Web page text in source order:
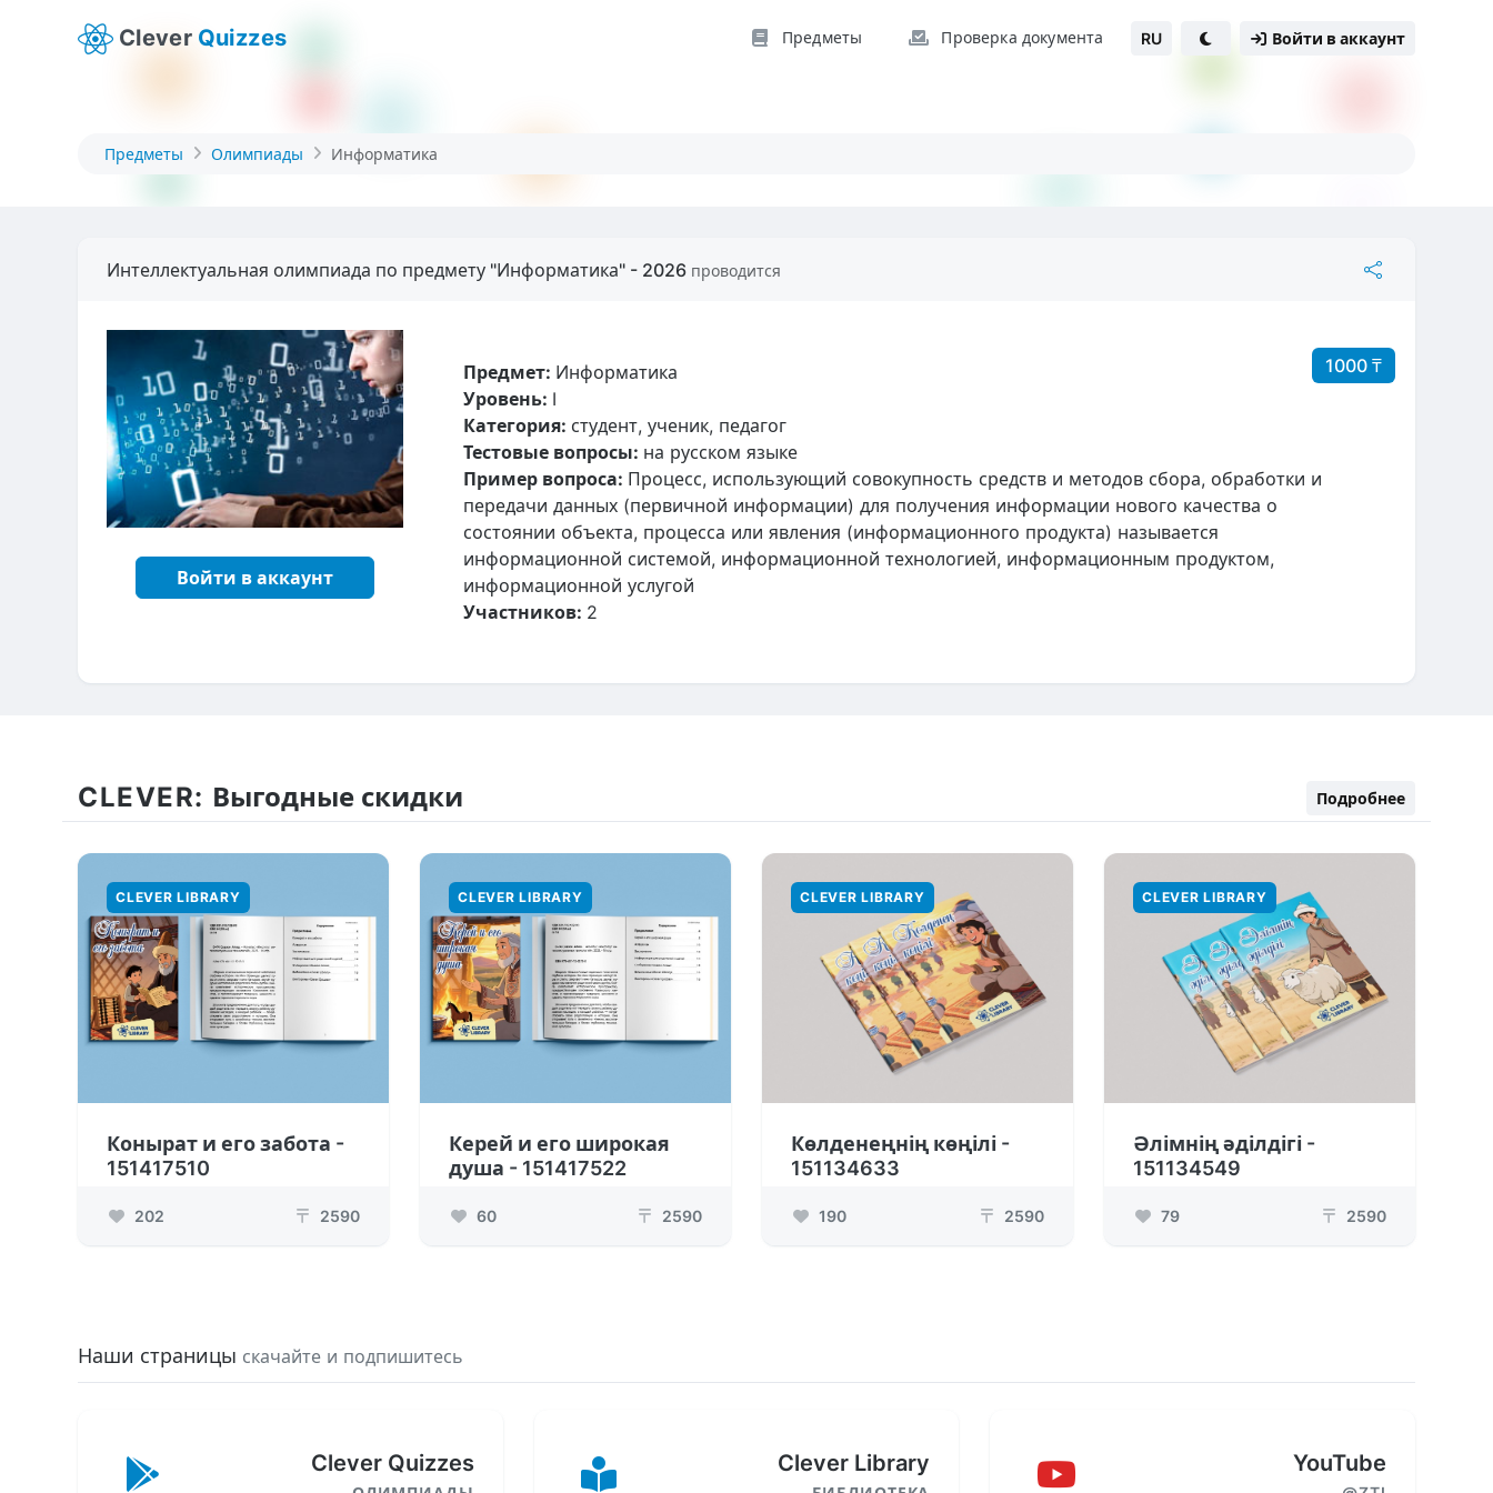
Clever Quizzes Предметы Проверка документа RU Войти в аккаунт
Предметы Олимпиады Информатика
Интеллектуальная олимпиада по предмету "Информатика" - 2026 проводится
Войти в аккаунт
1000 ₸
Предмет: Информатика
Уровень: I
Категория: студент, ученик, педагог
Тестовые вопросы: на русском языке
Пример вопроса: Процесс, использующий совокупность средств и методов сбора, обработки и
передачи данных (первичной информации) для получения информации нового качества о
состоянии объекта, процесса или явления (информационного продукта) называется
информационной системой, информационной технологией, информационным продуктом,
информационной услугой
Участников: 2
CLEVER: Выгодные скидки Подробнее
CLEVER LIBRARY
Конырат и его забота -
151417510
202 ₸ 2590
CLEVER LIBRARY
Керей и его широкая
душа - 151417522
60 ₸ 2590
CLEVER LIBRARY
Көлденеңнің көңілі -
151134633
190 ₸ 2590
CLEVER LIBRARY
Әлімнің әділдігі -
151134549
79 ₸ 2590
Наши страницы скачайте и подпишитесь
Clever Quizzes Clever Library YouTube